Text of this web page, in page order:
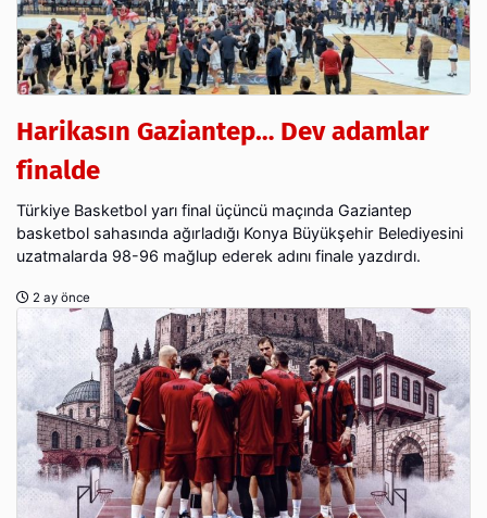
Harikasın Gaziantep… Dev adamlar
finalde
Türkiye Basketbol yarı final üçüncü maçında Gaziantep
basketbol sahasında ağırladığı Konya Büyükşehir Belediyesini
uzatmalarda 98-96 mağlup ederek adını finale yazdırdı.
2 ay önce